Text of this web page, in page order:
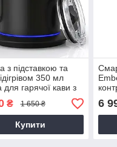
з підставкою та
350 мл
для гарячої кави з
температури
₴ 1 650 ₴
Купити
6